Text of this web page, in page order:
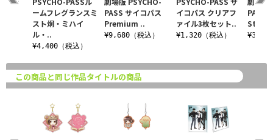
PASS サイコパス
Premium ..
¥9,680（税込）
イコパス クリアフ
ァイル3枚セット..
¥1,320（税込）
PASS
ームフレグランスミ
スト炯・ミハイ
ル・..
¥4,400（税込）
この商品と同じ作品タイトルの商品